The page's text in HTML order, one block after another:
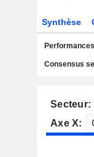
Synthèse
Consensus
Secteur:
Axe X: